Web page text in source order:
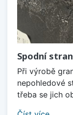
Spodní
Při výrobě
nepohledové
třeba se jich